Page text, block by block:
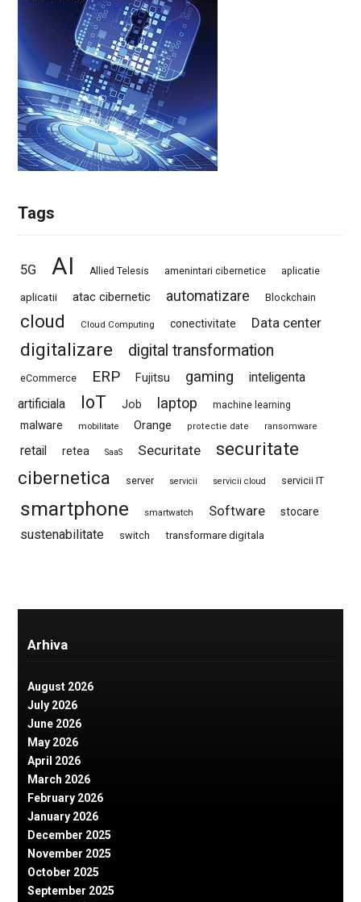
Tags
5G AI Allied Telesis amenintari cibernetice aplicatie
aplicatii atac cibernetic automatizare Blockchain
cloud Cloud Computing conectivitate Data center
digitalizare digital transformation
eCommerce ERP Fujitsu gaming
inteligenta
artificiala
IoT Job laptop machine learning
malware mobilitate Orange protectie date ransomware
retail retea SaaS Securitate
securitate
cibernetica
server servicii servicii cloud servicii IT
smartphone smartwatch Software stocare
sustenabilitate switch transformare digitala
Arhiva
August 2026
July 2026
June 2026
May 2026
April 2026
March 2026
February 2026
January 2026
December 2025
November 2025
October 2025
September 2025